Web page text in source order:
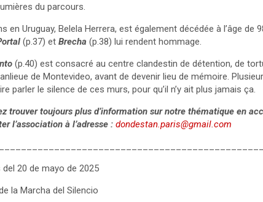
du parcours.
en Uruguay, Belela Herrera, est également décédée à l’âge de
(p.37) et Brecha (p.38) lui rendent hommage.
(p.40) est consacré au centre clandestin de détention, de
de Montevideo, avant de devenir lieu de mémoire.
parler le silence de ces murs, pour qu’il n’y ait plus jamais ça.
trouver toujours plus d’information sur notre thématique en
l’association à l’adresse : dondestan.paris@gmail.com
20 de mayo de 2025
la Marcha del Silencio